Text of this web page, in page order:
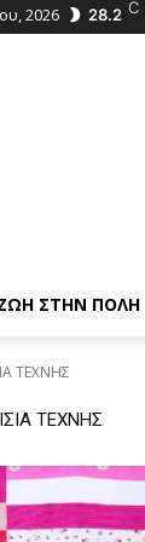
2026 28.2 C
ΣΤΗΝ ΠΌΛΗ
ΤΕΧΝΗΣ
ΤΕΧΝΗΣ